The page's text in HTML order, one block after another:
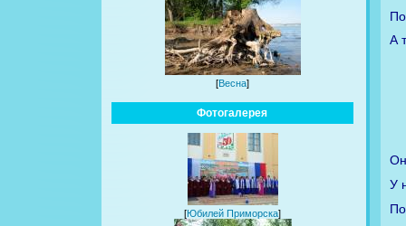
[Весна]
Фотогалерея
[Юбилей Приморска]
А
Он
У